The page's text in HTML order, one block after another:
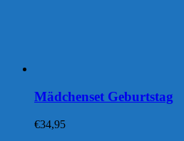
Mädchenset Geburtstag
€34,95